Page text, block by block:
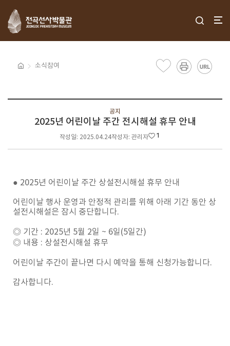
소식참여
공지
2025년 어린이날 주간 전시해설 휴무 안내
작성일: 2025.04.24작성자: 관리자 1
● 2025년 어린이날 주간 상설전시해설 휴무 안내
어린이날 행사 운영과 안정적 관리를 위해 아래 기간 동안 상
설전시해설은 잠시 중단합니다.
◎ 기간 : 2025년 5월 2일 ~ 6일(5일간)
◎ 내용 : 상설전시해설 휴무
어린이날 주간이 끝나면 다시 예약을 통해 신청가능합니다.
감사합니다.